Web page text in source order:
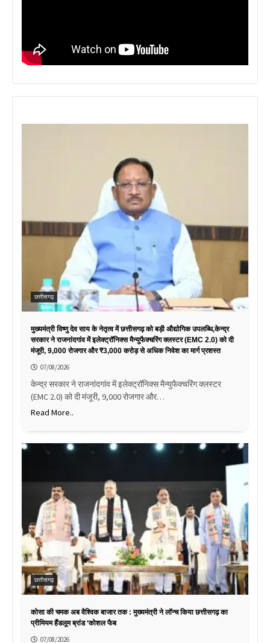
छत्तीसगढ़
मुख्यमंत्री विष्णु देव साय के नेतृत्व में छत्तीसगढ़ को बड़ी औद्योगिक उपलब्धि,केन्द्र
सरकार ने राजनांदगांव में इलेक्ट्रॉनिक्स मैन्युफैक्चरिंग क्लस्टर (EMC 2.0) को दी
मंजूरी, 9,000 रोजगार और ₹3,000 करोड़ से अधिक निवेश का मार्ग प्रशस्त
07/08/2026
केन्द्र सरकार ने राजनांदगांव में इलेक्ट्रॉनिक्स मैन्युफैक्चरिंग क्लस्टर
(EMC 2.0) को दी मंजूरी, 9,000 रोजगार और…
Read More..
छत्तीसगढ़
कोसा की चमक अब वैश्विक बाजार तक : मुख्यमंत्री ने लॉन्च किया छत्तीसगढ़ का
प्रीमियम हैंडलूम ब्रांड ‘कोशल फैब
07/08/2026